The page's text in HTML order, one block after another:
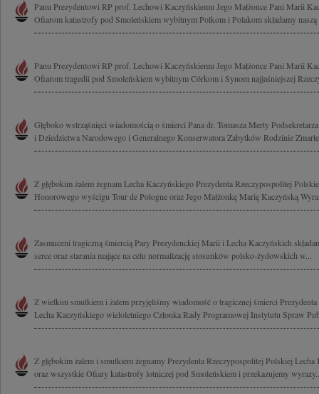
Panu Prezydentowi RP prof. Lechowi Kaczyńskiemu Jego Małżonce Pani Marii
Ofiarom katastrofy pod Smoleńskiem wybitnym Polkom i Polakom składamy
Panu Prezydentowi RP prof. Lechowi Kaczyńskiemu Jego Małżonce Pani Marii
Ofiarom tragedii pod Smoleńskiem wybitnym Córkom i Synom najjaśniejszej
Głęboko wstrząśnięci wiadomością o śmierci Pana dr. Tomasza Merty
i Dziedzictwa Narodowego i Generalnego Konserwatora Zabytków Rodzinie
Z głębokim żalem żegnam Lecha Kaczyńskiego Prezydenta Rzeczypospolitej
Honorowego wyścigu Tour de Pologne oraz Jego Małżonkę Marię Kaczyńską
Zasmuceni tragiczną śmiercią Pary Prezydenckiej Marii i Lecha Kaczyńskich
serce oraz starania mające na celu normalizację stosunków polsko-żydowskich w...
Z wielkim smutkiem i żalem przyjęliśmy wiadomość o tragicznej śmierci
Lecha Kaczyńskiego wieloletniego Członka Rady Programowej Instytutu Spraw
Z głębokim żalem i smutkiem żegnamy Prezydenta Rzeczypospolitej Polskiej Lecha
oraz wszystkie Ofiary katastrofy lotniczej pod Smoleńskiem i przekazujemy